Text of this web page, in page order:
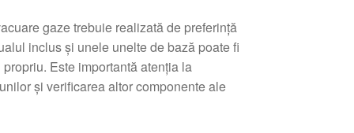
gaze trebuie realizată de preferinţă
inclus și unele unelte de bază poate fi
Este importantă atenţia la
și verificarea altor componente ale